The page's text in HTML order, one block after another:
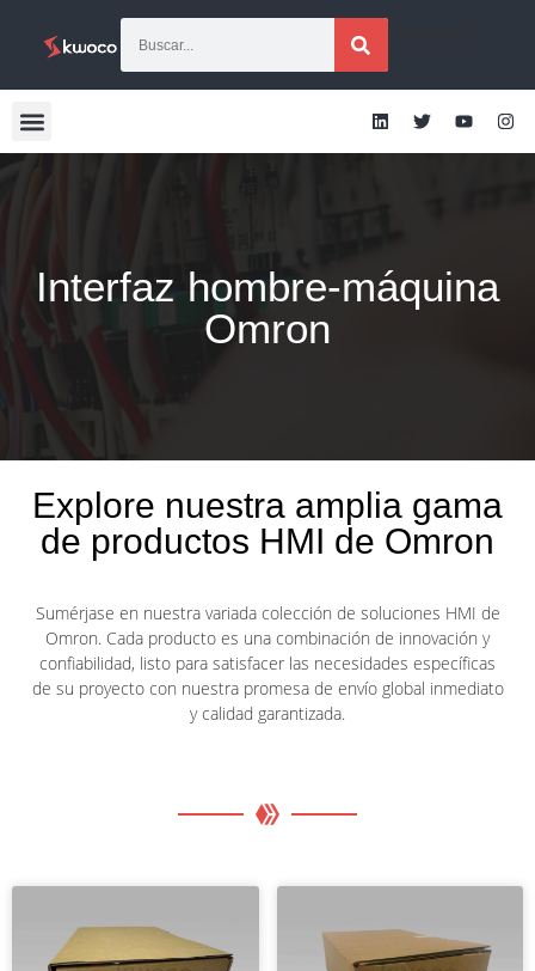
Interfaz hombre-máquina
Omron
Explore nuestra amplia gama
de productos HMI de Omron
Sumérjase en nuestra variada colección de soluciones HMI de
Omron. Cada producto es una combinación de innovación y
confiabilidad, listo para satisfacer las necesidades específicas
de su proyecto con nuestra promesa de envío global inmediato
y calidad garantizada.